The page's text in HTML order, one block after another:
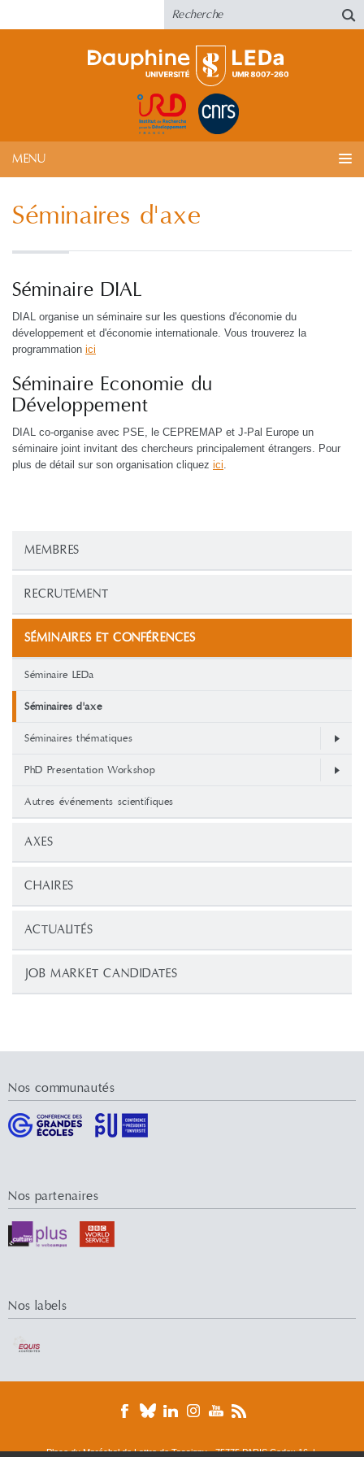
MENU
MEMBRES
RECRUTEMENT
SÉMINAIRES ET CONFÉRENCES
Séminaire LEDa
Séminaires d'axe
Séminaires thématiques
PhD Presentation Workshop
Autres événements scientifiques
AXES
CHAIRES
ACTUALITÉS
JOB MARKET CANDIDATES
Séminaires d'axe
Séminaire DIAL
DIAL organise un séminaire sur les questions d'économie du
développement et d'économie internationale. Vous trouverez la
programmation ici
Séminaire Economie du
Développement
DIAL co-organise avec PSE, le CEPREMAP et J-Pal Europe un
séminaire joint invitant des chercheurs principalement étrangers. Pour
plus de détail sur son organisation cliquez ici.
Nos communautés
Nos partenaires
Nos labels
Place du Maréchal de Lattre de Tassigny - 75775 PARIS Cedex 16 |